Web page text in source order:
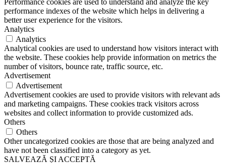
performance indexes of the website which helps in delivering a
better user experience for the visitors.
Analytics
Analytics
Analytical cookies are used to understand how visitors interact with
the website. These cookies help provide information on metrics the
number of visitors, bounce rate, traffic source, etc.
Advertisement
Advertisement
Advertisement cookies are used to provide visitors with relevant ads
and marketing campaigns. These cookies track visitors across
websites and collect information to provide customized ads.
Others
Others
Other uncategorized cookies are those that are being analyzed and
have not been classified into a category as yet.
SALVEAZĂ ȘI ACCEPTĂ